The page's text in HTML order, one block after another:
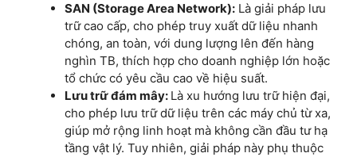
SAN (Storage Area Network): Là giải pháp lưu
trữ cao cấp, cho phép truy xuất dữ liệu nhanh
chóng, an toàn, với dung lượng lên đến hàng
nghìn TB, thích hợp cho doanh nghiệp lớn hoặc
tổ chức có yêu cầu cao về hiệu suất.
Lưu trữ đám mây: Là xu hướng lưu trữ hiện đại,
cho phép lưu trữ dữ liệu trên các máy chủ từ xa,
giúp mở rộng linh hoạt mà không cần đầu tư hạ
tầng vật lý. Tuy nhiên, giải pháp này phụ thuộc